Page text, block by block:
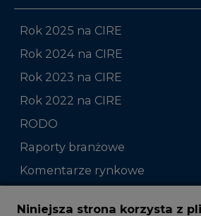
Rok 2025 na CIRE
Rok 2024 na CIRE
Rok 2023 na CIRE
Rok 2022 na CIRE
RODO
Raporty branżowe
Komentarze rynkowe
Zmiany kadrowe na rynku
Niniejsza strona korzysta z